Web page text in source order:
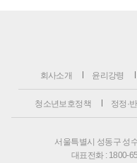
회사소개 윤리강령
청소년보호정책 정정·
서울특별시 성동구 성
대표전화 : 1800-